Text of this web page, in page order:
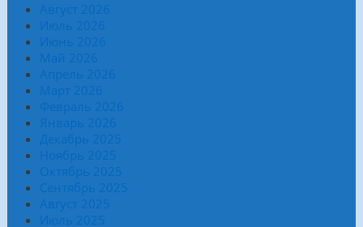
Август 2026
Июль 2026
Июнь 2026
Май 2026
Апрель 2026
Март 2026
Февраль 2026
Январь 2026
Декабрь 2025
Ноябрь 2025
Октябрь 2025
Сентябрь 2025
Август 2025
Июль 2025